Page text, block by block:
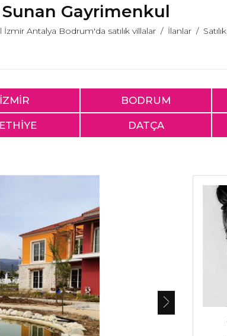
Sunan Gayrimenkul
Antalya Bodrum'da satılık villalar İlanlar Satılık
İZMİR BODRUM
DATÇA